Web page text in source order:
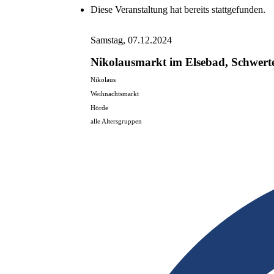
Diese Veranstaltung hat bereits stattgefunden.
Samstag, 07.12.2024
Nikolausmarkt im Elsebad,
Nikolaus
Weihnachtsmarkt
Hörde
alle Altersgruppen